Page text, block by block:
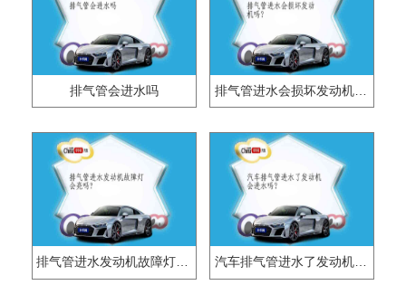
排气管会进水吗 排气管进水会损坏发动机吗？
排气管进水发动机故障灯会亮吗? 汽车排气管进水了发动机会进水吗？